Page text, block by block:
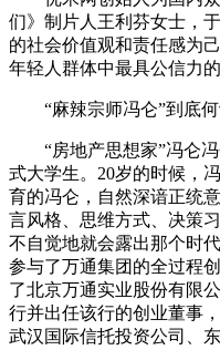
们》制片人王利芬女士，
的社会价值观和责任感为
年轻人群体中最具公信力
“麻辣宗师冯仑”到底何
“房地产思想家”冯仑
式大学生。20岁的时候，
育的冯仑，自然深谙正统
言风格、思维方式、决策
不自觉地就会露出那个时
参与了万通集团的全过程
了北京万通实业股份有限
行并出任该行的创业董事
武汉国际信托投资公司、